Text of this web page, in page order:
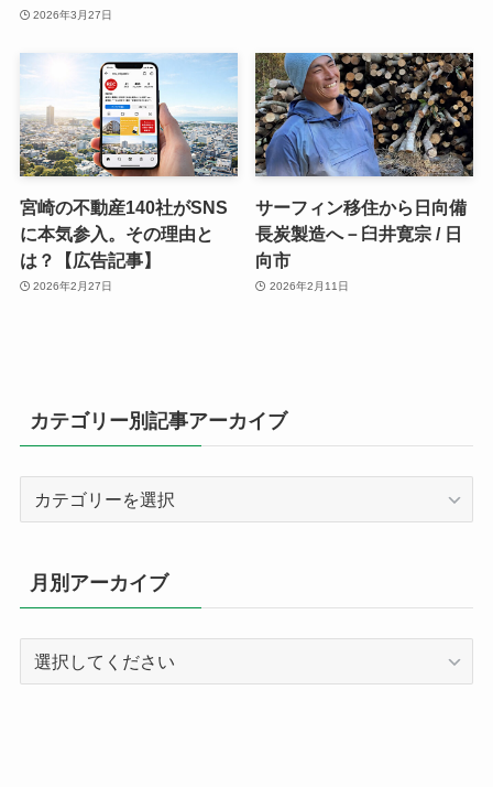
2026年3月27日
宮崎の不動産140社がSNS
に本気参入。その理由と
は？【広告記事】
2026年2月27日
サーフィン移住から日向備
長炭製造へ－臼井寛宗 / 日
向市
2026年2月11日
カテゴリー別記事アーカイブ
リ
ー
記
事
月別アーカイブ